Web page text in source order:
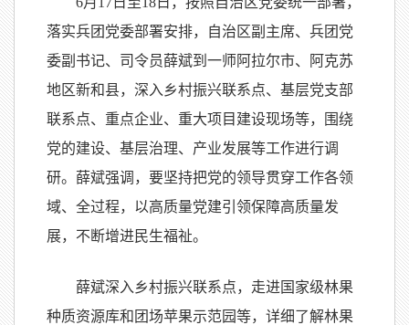
落实兵团党委部署安排，自治区副主席、兵团党
委副书记、司令员薛斌到一师阿拉尔市、阿克苏
地区新和县，深入乡村振兴联系点、基层党支部
联系点、重点企业、重大项目建设现场等，围绕
党的建设、基层治理、产业发展等工作进行调
研。薛斌强调，要坚持把党的领导贯穿工作各领
域、全过程，以高质量党建引领保障高质量发
展，不断增进民生福祉。
薛斌深入乡村振兴联系点，走进国家级林果
种质资源库和团场苹果示范园等，详细了解林果